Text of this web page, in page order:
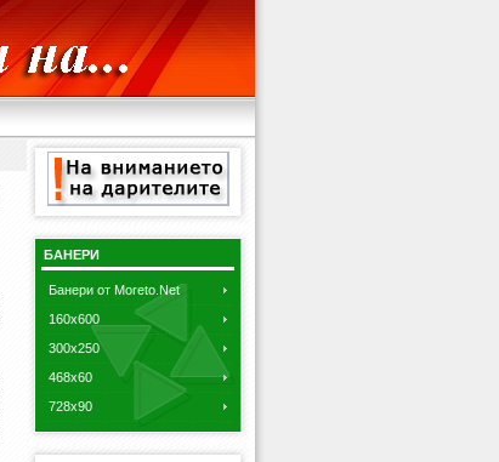
БАНЕРИ
Банери от Moreto.Net
160x600
300x250
468x60
728x90